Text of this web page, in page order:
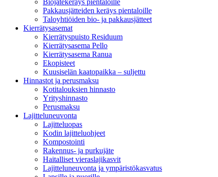
Pakkausjätteiden keräys pientaloille
Taloyhtiöiden bio- ja pakkausjätteet
Kierrätysasemat
Kierrätyspuisto Residuum
Kierrätysasema Pello
Kierrätysasema Ranua
Ekopisteet
Kuusiselän kaatopaikka – suljettu
Hinnastot ja perusmaksu
Kotitalouksien hinnasto
Yrityshinnasto
Perusmaksu
Lajitteluneuvonta
Lajitteluopas
Kodin lajitteluohjeet
Kompostointi
Rakennus- ja purkujäte
Haitalliset vieraslajikasvit
Lajitteluneuvonta ja ympäristökasvatus